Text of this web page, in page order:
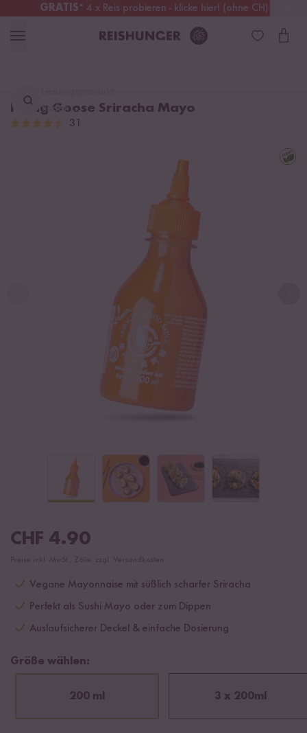
GRATIS* 4 x Reis probieren - klicke hier! (ohne CH)
Schweiz Alle Zölle & Steuern inklusive
finden ...
Flying Goose Sriracha Mayo
31
CHF 4.90
Vegane Mayonnaise mit süßlich scharfer Sriracha
Perfekt als Sushi Mayo oder zum Dippen
Auslaufsicherer Deckel & einfache Dosierung
Größe wählen:
200 ml 3 x 200ml